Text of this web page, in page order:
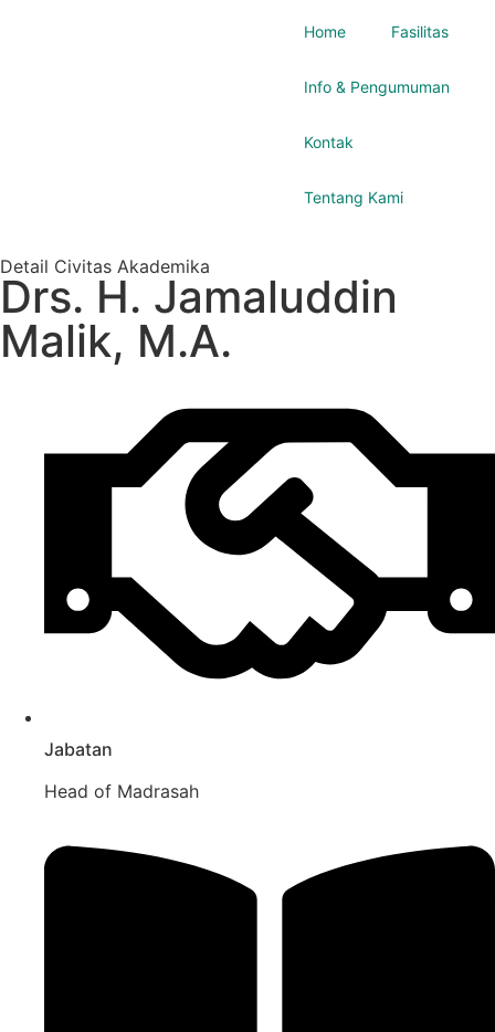
Home Fasilitas
Info & Pengumuman
Kontak
Tentang Kami
Detail Civitas Akademika
Drs. H. Jamaluddin
Malik, M.A.
Jabatan
Head of Madrasah